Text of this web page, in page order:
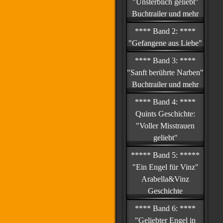
"Unsterblich geliebt"
Buchtrailer und mehr
**** Band 2: ****
"Gefangene aus Liebe"
**** Band 3: ****
"Sanft berührte Narben"
Buchtrailer und mehr
**** Band 4: ****
Quints Geschichte:
"Voller Misstrauen
geliebt"
***** Band 5: *****
"Ein Engel für Vinz"
Arabella&Vinz
Geschichte
**** Band 6: ****
"Geliebter Engel in